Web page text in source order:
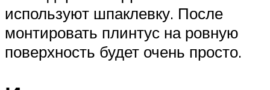
используют шпаклевку. После
монтировать плинтус на ровную
поверхность будет очень просто.